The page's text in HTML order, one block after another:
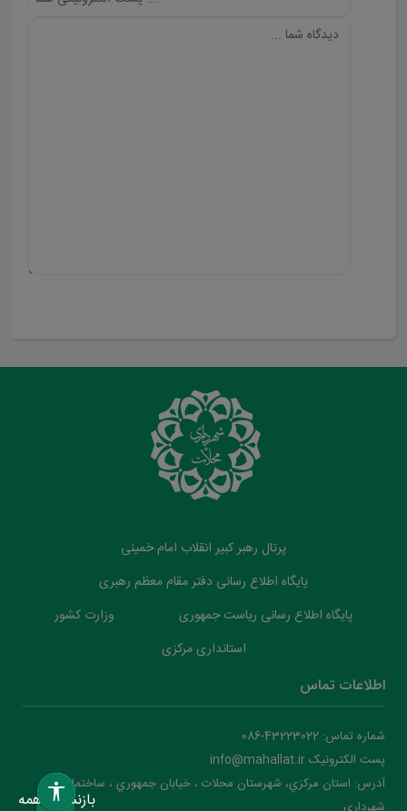
پرتال رهبر کبیر انقلاب امام خمینی
پایگاه اطلاع رسانی دفتر مقام معظم رهبری
پایگاه اطلاع رسانی ریاست جمهوری
وزارت کشور
استانداری مرکزی
اطلاعات تماس
شماره تماس: 43223022-086
پست الکترونیک info@mahallat.ir
آدرس: استان مرکزي، شهرستان محلات ‌‌‌، خيابان جمهوري ، ساختمان
شهرداري
بازنشانی همه